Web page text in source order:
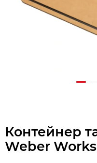
Контейнер
Weber Works